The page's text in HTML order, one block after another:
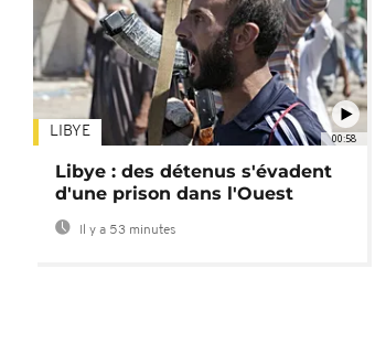
00:58
LIBYE
Libye : des détenus s'évadent
d'une prison dans l'Ouest
Il y a 53 minutes